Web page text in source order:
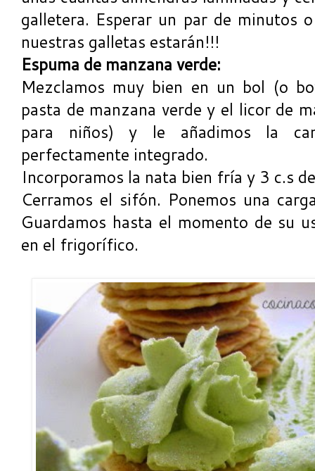
galletera. Esperar un par de
nuestras galletas estarán!!!
Espuma de manzana verde:
Mezclamos muy bien en un bol (o
pasta de manzana verde y el licor de
para niños) y le añadimos la
perfectamente integrado.
Incorporamos la nata bien fría y 3 c.s
Cerramos el sifón. Ponemos una
Guardamos hasta el momento de su
en el frigorífico.